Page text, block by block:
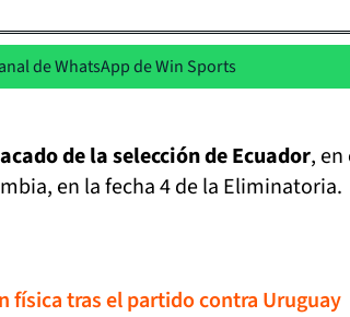
de WhatsApp de Win Sports
de la selección de Ecuador, en
en la fecha 4 de la Eliminatoria.
física tras el partido contra Uruguay